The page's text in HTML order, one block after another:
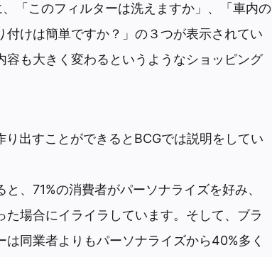
「このフィルターは洗えますか」、「車内の
けは簡単ですか？」の３つが表示されてい
容も大きく変わるというようなショッピング
出すことができるとBCGでは説明をしてい
、71%の消費者がパーソナライズを好み、
場合にイライラしています。そして、ブラ
同業者よりもパーソナライズから40%多く